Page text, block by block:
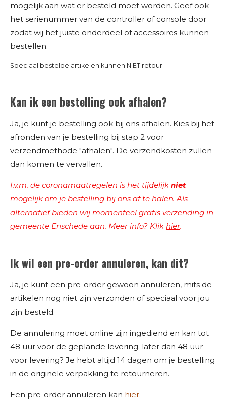
mogelijk aan wat er besteld moet worden. Geef ook
het serienummer van de controller of console door
zodat wij het juiste onderdeel of accessoires kunnen
bestellen.
Speciaal bestelde artikelen kunnen NIET retour.
Kan ik een bestelling ook afhalen?
Ja, je kunt je bestelling ook bij ons afhalen. Kies bij het
afronden van je bestelling bij stap 2 voor
verzendmethode "afhalen". De verzendkosten zullen
dan komen te vervallen.
I.v.m. de coronamaatregelen is het tijdelijk niet
mogelijk om je bestelling bij ons af te halen. Als
alternatief bieden wij momenteel gratis verzending in
gemeente Enschede aan. Meer info? Klik hier.
Ik wil een pre-order annuleren, kan dit?
Ja, je kunt een pre-order gewoon annuleren, mits de
artikelen nog niet zijn verzonden of speciaal voor jou
zijn besteld.
De annulering moet online zijn ingediend en kan tot
48 uur voor de geplande levering. later dan 48 uur
voor levering? Je hebt altijd 14 dagen om je bestelling
in de originele verpakking te retourneren.
Een pre-order annuleren kan hier.